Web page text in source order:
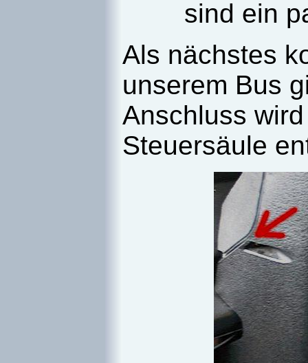
sind ein
Als nächstes
unserem Bus
Anschluss
Steuersäule